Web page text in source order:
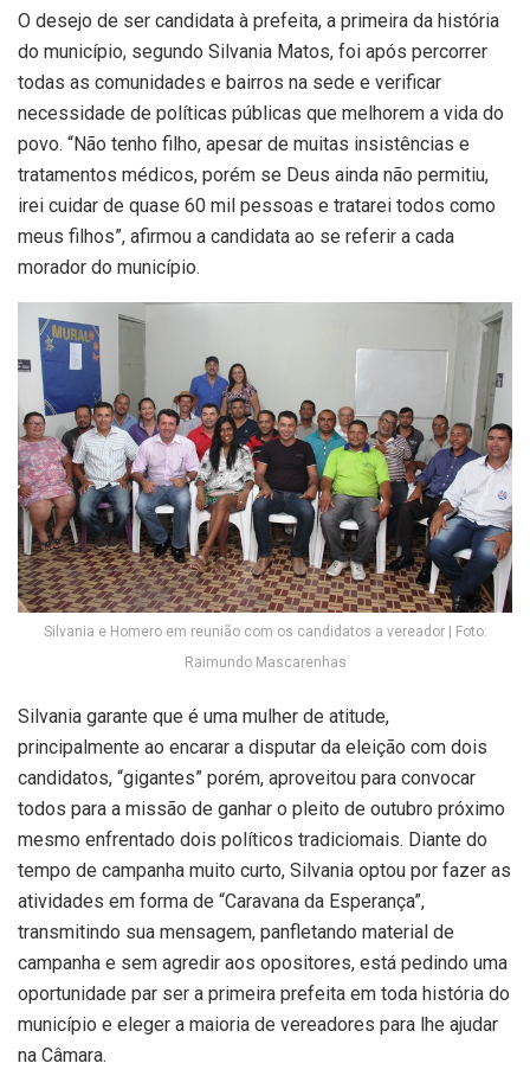
O desejo de ser candidata à prefeita, a primeira da história
do município, segundo Silvania Matos, foi após percorrer
todas as comunidades e bairros na sede e verificar
necessidade de políticas públicas que melhorem a vida do
povo. “Não tenho filho, apesar de muitas insistências e
tratamentos médicos, porém se Deus ainda não permitiu,
irei cuidar de quase 60 mil pessoas e tratarei todos como
meus filhos”, afirmou a candidata ao se referir a cada
morador do município.
Silvania e Homero em reunião com os candidatos a vereador | Foto:
Raimundo Mascarenhas
Silvania garante que é uma mulher de atitude,
principalmente ao encarar a disputar da eleição com dois
candidatos, “gigantes” porém, aproveitou para convocar
todos para a missão de ganhar o pleito de outubro próximo
mesmo enfrentado dois políticos tradiciomais. Diante do
tempo de campanha muito curto, Silvania optou por fazer as
atividades em forma de “Caravana da Esperança”,
transmitindo sua mensagem, panfletando material de
campanha e sem agredir aos opositores, está pedindo uma
oportunidade par ser a primeira prefeita em toda história do
município e eleger a maioria de vereadores para lhe ajudar
na Câmara.